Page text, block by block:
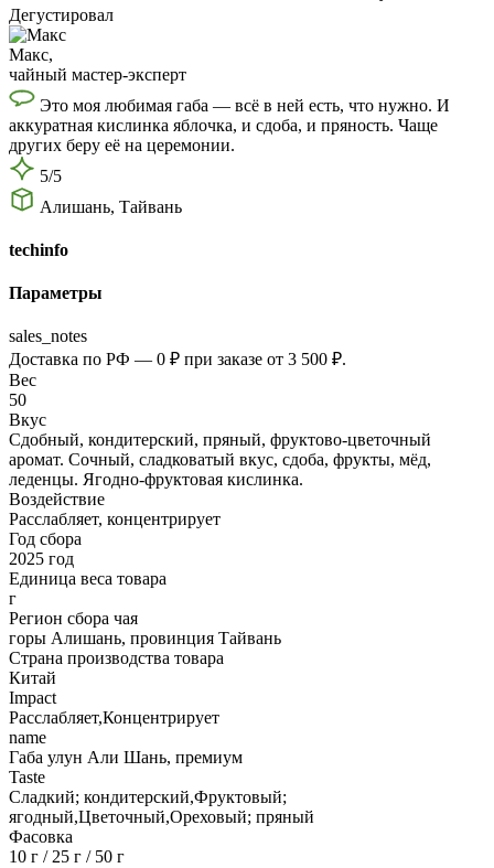
Дегустировал
Макс,
чайный мастер-эксперт
Это моя любимая габа — всё в ней есть, что нужно. И
аккуратная кислинка яблочка, и сдоба, и пряность. Чаще
других беру её на церемонии.
5/5
Алишань, Тайвань
techinfo
Параметры
sales_notes
Доставка по РФ — 0 ₽ при заказе от 3 500 ₽.
Вес
50
Вкус
Сдобный, кондитерский, пряный, фруктово-цветочный
аромат. Сочный, сладковатый вкус, сдоба, фрукты, мёд,
леденцы. Ягодно-фруктовая кислинка.
Воздействие
Расслабляет, концентрирует
Год сбора
2025 год
Единица веса товара
г
Регион сбора чая
горы Алишань, провинция Тайвань
Страна производства товара
Китай
Impact
Расслабляет,Концентрирует
name
Габа улун Али Шань, премиум
Taste
Сладкий; кондитерский,Фруктовый;
ягодный,Цветочный,Ореховый; пряный
Фасовка
10 г / 25 г / 50 г